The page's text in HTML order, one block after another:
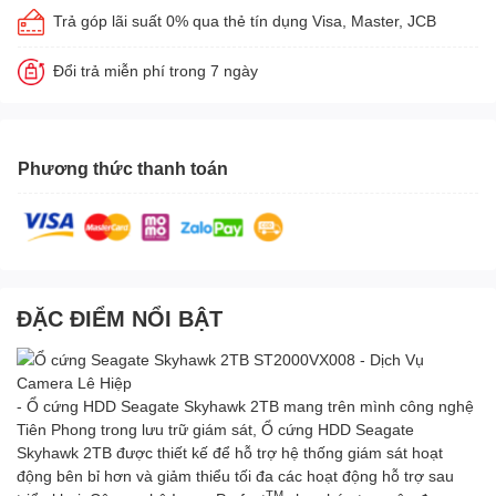
Trả góp lãi suất 0% qua thẻ tín dụng Visa, Master, JCB
Đổi trả miễn phí trong 7 ngày
Phương thức thanh toán
ĐẶC ĐIỂM NỔI BẬT
- Ổ cứng HDD Seagate Skyhawk 2TB mang trên mình công nghệ
Tiên Phong trong lưu trữ giám sát, Ổ cứng HDD Seagate
Skyhawk 2TB được thiết kế để hỗ trợ hệ thống giám sát hoạt
động bên bỉ hơn và giảm thiểu tối đa các hoạt động hỗ trợ sau